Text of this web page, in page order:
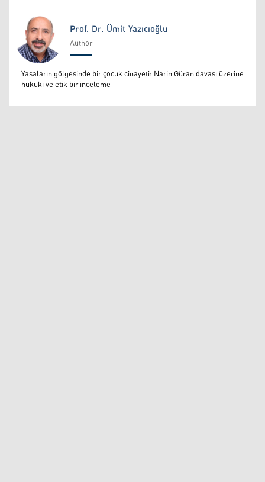
Prof. Dr. Ümit Yazıcıoğlu
Prof. Dr. Ümit Yazıcıoğlu
Author
Yasaların gölgesinde bir çocuk cinayeti: Narin Güran davası üzerine
hukuki ve etik bir inceleme